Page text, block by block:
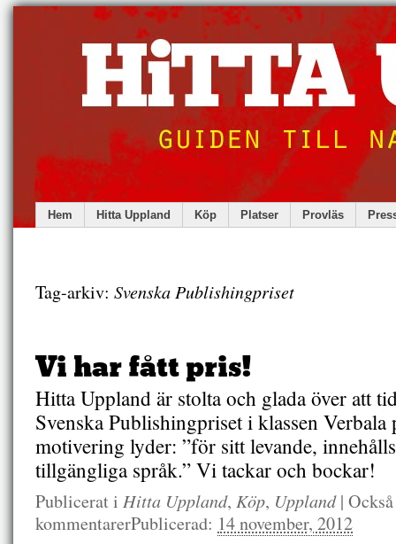
Hem Hitta Uppland Köp Platser Provläs
Tag-arkiv: Svenska Publishingpriset
Vi har fått pris!
Hitta Uppland är stolta och glada över att
Svenska Publishingpriset i klassen
motivering lyder: ”för sitt levande,
tillgängliga språk.” Vi tackar och bockar!
Publicerat i Hitta Uppland, Köp, Uppland |
kommentarerPublicerad: 14 november, 2012